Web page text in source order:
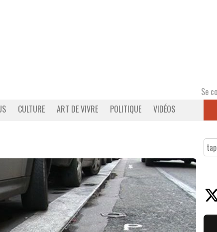
Se
CULTURE ART DE VIVRE POLITIQUE VIDÉOS